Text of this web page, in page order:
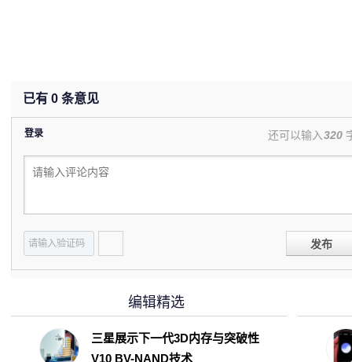
已有 0 条意见
登录 还可以输入320
发布
编辑精选
三星展示下一代3D内存与突破性
V10 BV-NAND技术